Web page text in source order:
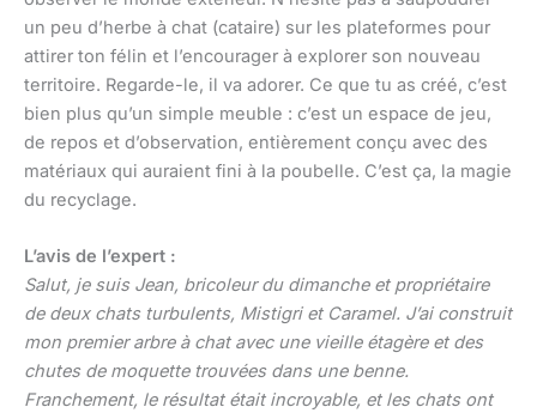
un peu d’herbe à chat (cataire) sur les plateformes pour
attirer ton félin et l’encourager à explorer son nouveau
territoire. Regarde-le, il va adorer. Ce que tu as créé, c’est
bien plus qu’un simple meuble : c’est un espace de jeu,
de repos et d’observation, entièrement conçu avec des
matériaux qui auraient fini à la poubelle. C’est ça, la magie
du recyclage.
L’avis de l’expert :
Salut, je suis Jean, bricoleur du dimanche et propriétaire
de deux chats turbulents, Mistigri et Caramel. J’ai construit
mon premier arbre à chat avec une vieille étagère et des
chutes de moquette trouvées dans une benne.
Franchement, le résultat était incroyable, et les chats ont